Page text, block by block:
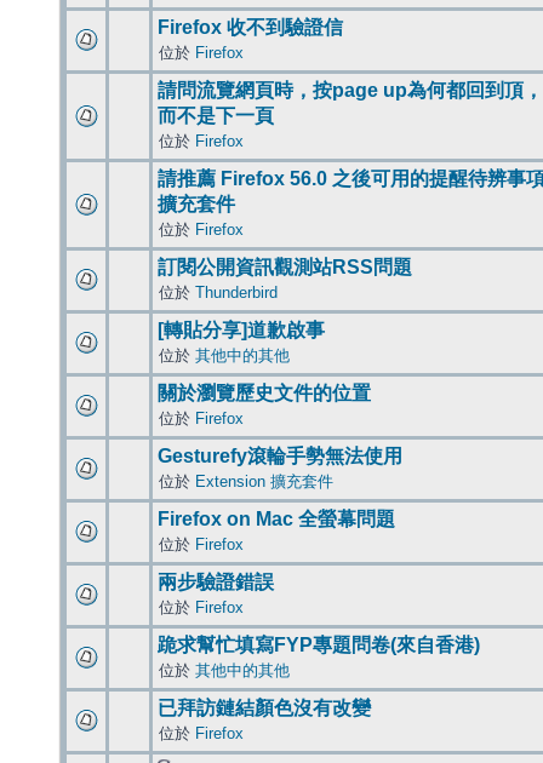
Firefox 收不到驗證信
位於 Firefox
請問流覽網頁時，按page up為何都回到頂，
而不是下一頁
位於 Firefox
請推薦 Firefox 56.0 之後可用的提醒待辨事
擴充套件
位於 Firefox
訂閱公開資訊觀測站RSS問題
位於 Thunderbird
[轉貼分享]道歉啟事
位於 其他中的其他
關於瀏覽歷史文件的位置
位於 Firefox
Gesturefy滾輪手勢無法使用
位於 Extension 擴充套件
Firefox on Mac 全螢幕問題
位於 Firefox
兩步驗證錯誤
位於 Firefox
跪求幫忙填寫FYP專題問卷(來自香港)
位於 其他中的其他
已拜訪鏈結顏色沒有改變
位於 Firefox